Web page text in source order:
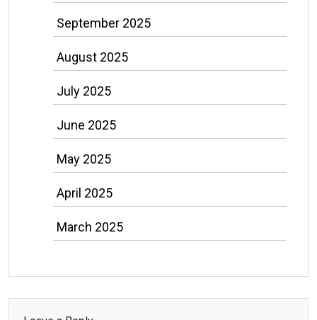
September 2025
August 2025
July 2025
June 2025
May 2025
April 2025
March 2025